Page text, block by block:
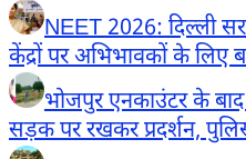
NEET 2026: दिल्ली
केंद्रों पर अभिभावकों के लिए
भोजपुर एनकाउंटर के
सड़क पर रखकर प्रदर्शन,